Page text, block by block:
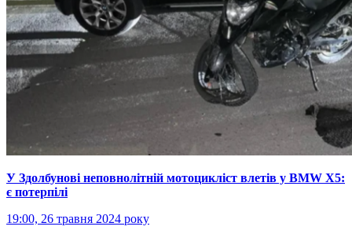
У Здолбунові неповнолітній мотоцикліст влетів у BMW X5:
є потерпілі
19:00, 26 травня 2024 року